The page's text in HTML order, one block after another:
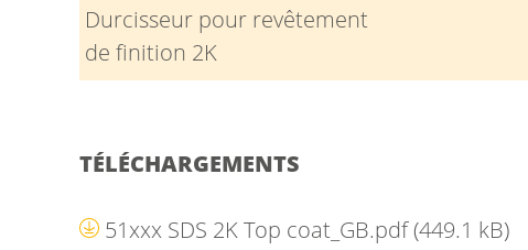
Durcisseur pour revêtement
de finition 2K
TÉLÉCHARGEMENTS
51xxx SDS 2K Top coat_GB.pdf(449.1 kB)